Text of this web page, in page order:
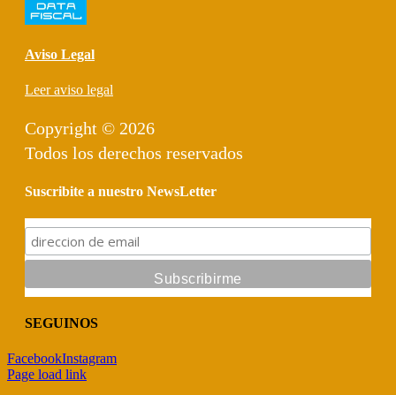
Aviso Legal
Leer aviso legal
Copyright © 2026
Todos los derechos reservados
Suscribite a nuestro NewsLetter
SEGUINOS
FacebookInstagram
Page load link